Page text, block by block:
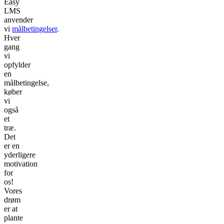
LMS
anvender
vi målbetingelser.
Hver
gang
vi
opfylder
en
målbetingelse,
køber
vi
også
et
træ.
Det
er en
yderligere
motivation
for
os!
Vores
drøm
er at
plante